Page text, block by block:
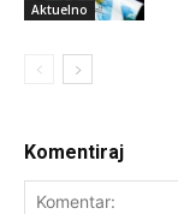
Aktuelno
Komentiraj